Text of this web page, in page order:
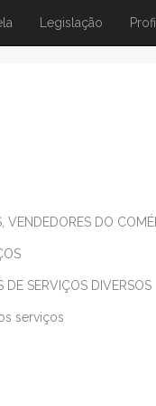
Legislação
VENDEDORES DO
SERVIÇOS DIVERSOS
serviços